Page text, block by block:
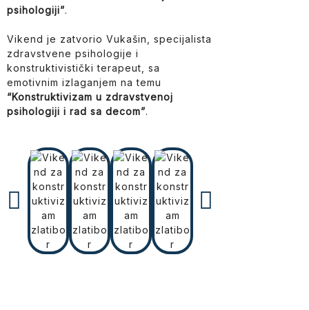
psihologiji”.
Vikend je zatvorio Vukašin, specijalista
zdravstvene psihologije i
konstruktivistički terapeut, sa
emotivnim izlaganjem na temu
“Konstruktivizam u zdravstvenoj
psihologiji i rad sa decom”.